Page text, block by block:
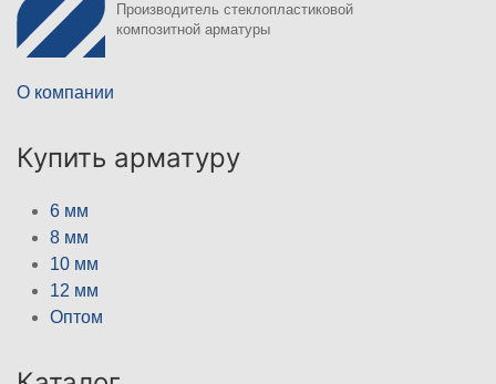
Производитель стеклопластиковой
композитной арматуры
О компании
Купить арматуру
6 мм
8 мм
10 мм
12 мм
Оптом